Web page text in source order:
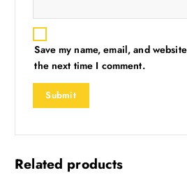
Save my name, email, and
the next time I comment.
Related products